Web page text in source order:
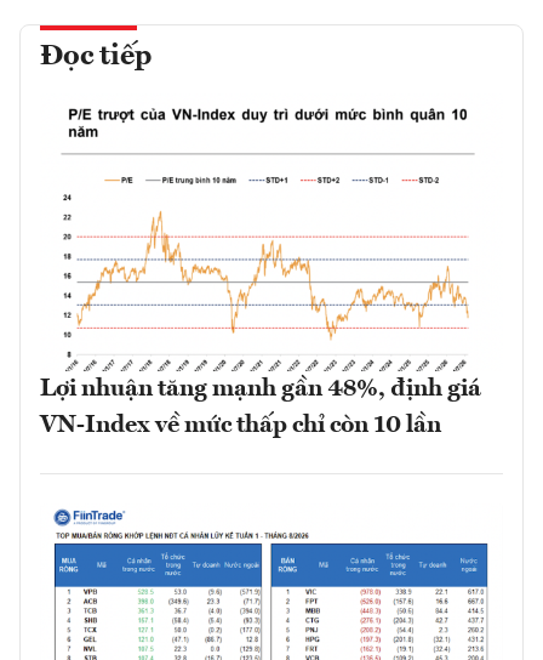
Đọc tiếp
Lợi nhuận tăng mạnh gần 48%, định giá
VN-Index về mức thấp chỉ còn 10 lần